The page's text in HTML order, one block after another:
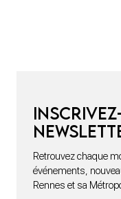
Retrouvez chaque
événements,
Rennes et sa